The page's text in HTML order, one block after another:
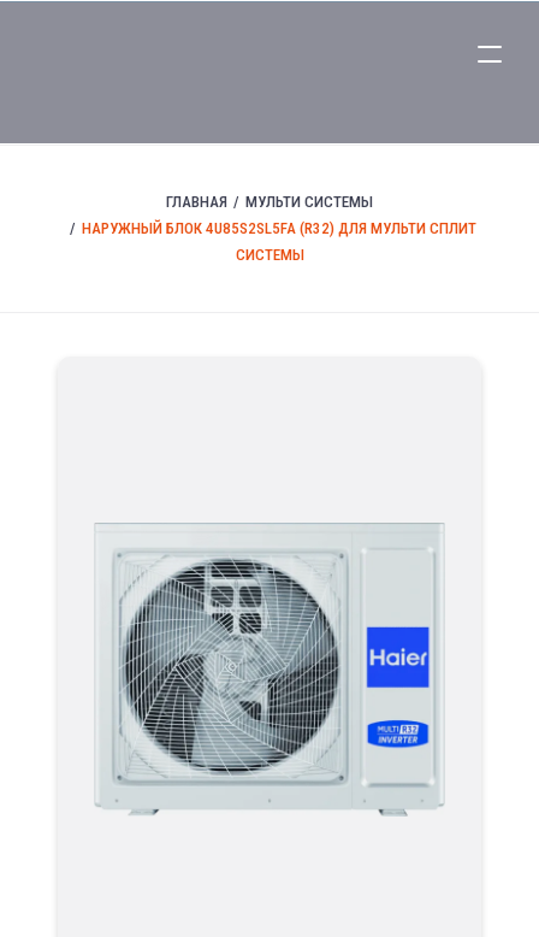
ГЛАВНАЯ
МУЛЬТИ СИСТЕМЫ
НАРУЖНЫЙ БЛОК 4U85S2SL5FA (R32) ДЛЯ МУЛЬТИ СПЛИТ
СИСТЕМЫ